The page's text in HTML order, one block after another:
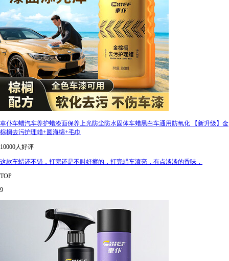
車仆车蜡汽车养护蜡漆面保养上光防尘防水固体车蜡黑白车通用防氧化 【新升级】金
棕榈去污护理蜡+圆海绵+毛巾
10000人好评
这款车蜡还不错，打完还是不叫好擦的，打完蜡车漆亮，有点淡淡的香味，
TOP
9